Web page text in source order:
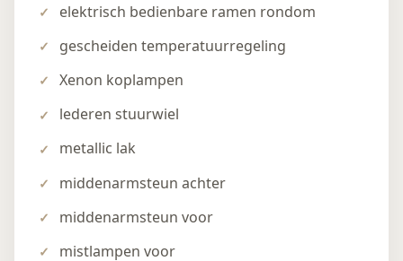
elektrisch bedienbare ramen rondom
gescheiden temperatuurregeling
Xenon koplampen
lederen stuurwiel
metallic lak
middenarmsteun achter
middenarmsteun voor
mistlampen voor